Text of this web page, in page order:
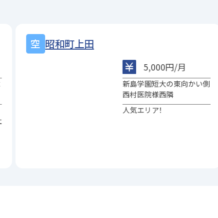
昭和町上田
5,000円/月
新島学園短大の東向かい側
西村医院様西隣
人気エリア！